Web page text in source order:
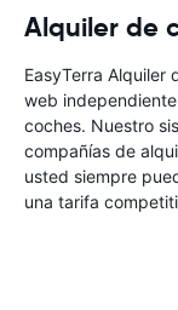
Alquiler de
EasyTerra Alquiler
web
coches. Nuestro
compañías de
usted siempre
una tarifa